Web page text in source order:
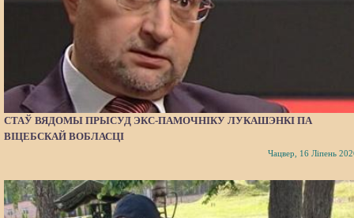
СТАЎ ВЯДОМЫ ПРЫСУД ЭКС-ПАМОЧНІКУ ЛУКАШЭНКІ ПА
ВІЦЕБСКАЙ ВОБЛАСЦІ
Чацвер, 16 Ліпень